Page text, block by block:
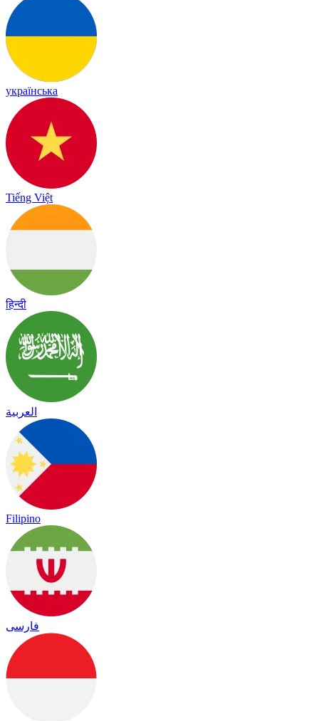
українська
Tiếng Việt
हिन्दी
العربية
Filipino
فارسی